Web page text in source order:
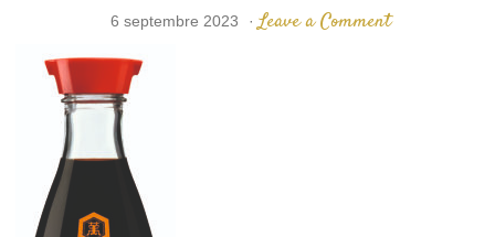
6 septembre 2023 · Leave a Comment